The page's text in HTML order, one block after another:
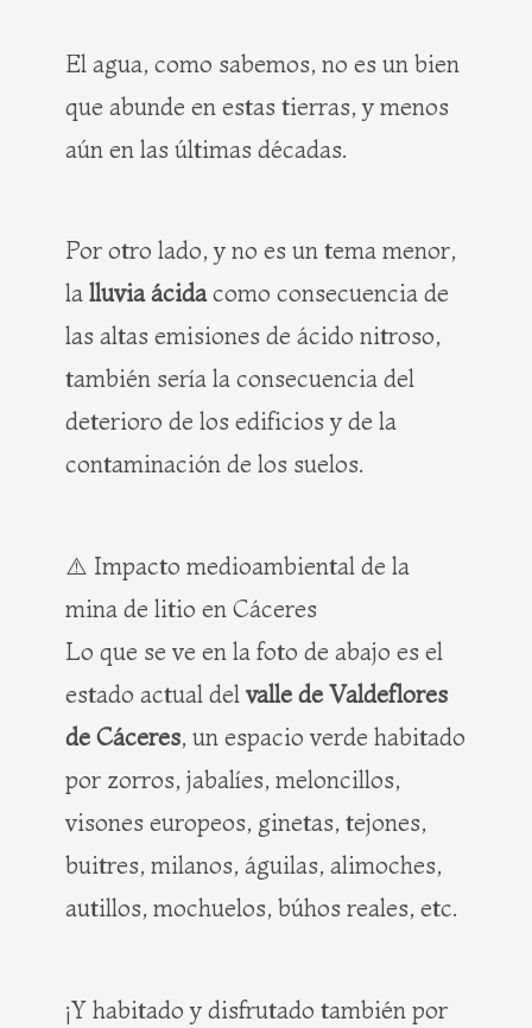
El agua, como sabemos, no es un bien
que abunde en estas tierras, y menos
aún en las últimas décadas.
Por otro lado, y no es un tema menor,
la lluvia ácidacomo consecuencia de
las altas emisiones de ácido nitroso,
también sería la consecuencia del
deterioro de los edificios y de la
contaminación de los suelos.
⚠️ Impacto medioambiental de la
mina de litio en Cáceres
Lo que se ve en la foto de abajo es el
estado actual del valle de Valdeflores
de Cáceres, un espacio verde habitado
por zorros, jabalíes, meloncillos,
visones europeos, ginetas, tejones,
buitres, milanos, águilas, alimoches,
autillos, mochuelos, búhos reales, etc.
¡Y habitado y disfrutado también por